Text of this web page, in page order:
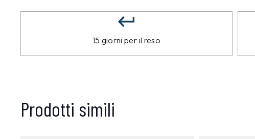
15 giorni per il reso
Prodotti simili